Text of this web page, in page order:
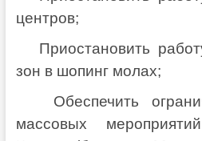
центров;
Приостановить
зон в шопинг молах;
Обеспечить
массовых